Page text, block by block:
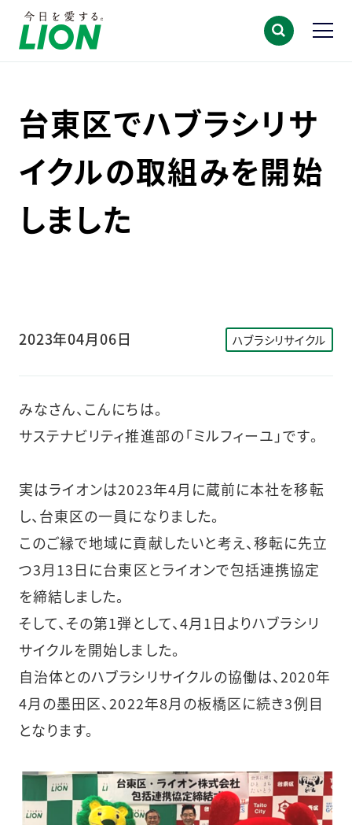
台東区でハブラシリサ
イクルの取組みを開始
しました
2023年04月06日 ハブラシリサイクル
みなさん、こんにちは。
サステナビリティ推進部の「ミルフィーユ」です。
実はライオンは2023年4月に蔵前に本社を移転
し、台東区の一員になりました。
このご縁で地域に貢献したいと考え、移転に先立
つ3月13日に台東区とライオンで包括連携協定
を締結しました。
そして、その第1弾として、4月1日よりハブラシリ
サイクルを開始しました。
自治体とのハブラシリサイクルの協働は、2020年
4月の墨田区、2022年8月の板橋区に続き3例目
となります。